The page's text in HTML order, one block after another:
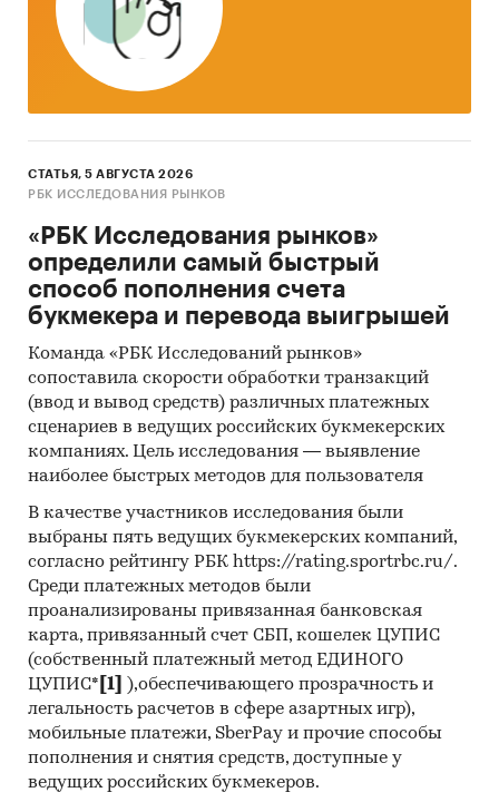
древесины; Фанера, панели деревянные
фанерованные и аналогичные материалы
слоистые из древесины прочие).
c) Объем рынка с выделением основных
типов фанеры(2006 - 1 кв. 2011);
d) Потребление (2006 - 1 кв. 2011);
e) Анализ цен на фанеру (2006 - 1 кв. 2011):
Цены производителей; Потребительские цены;
Цены импорта и экспорта;
2. Прогноз дальнейшего развития ситуации на
рынке на 2011-2014 (по типам фанеры).
3. Характеристика ключевых производителей
a) Рейтинги 20 ключевых игроков по
объемам выпуска фанеры по федеральным
округам (2008-2009);
b) Профили 10 ведущих предприятий, в
которых содержится информация по
основным производственным и финансовым
показателям, включая объемы выпуска
продукции, выручку, себестоимость проданных
товаров и прибыль от продаж.
СТАТЬЯ, 5 АВГУСТА 2026
РБК ИССЛЕДОВАНИЯ РЫНКОВ
«РБК Исследования рынков»
определили самый быстрый
способ пополнения счета
букмекера и перевода выигрышей
Команда «РБК Исследований рынков»
сопоставила скорости обработки транзакций
(ввод и вывод средств) различных платежных
сценариев в ведущих российских букмекерских
компаниях. Цель исследования — выявление
наиболее быстрых методов для пользователя
В качестве участников исследования были
выбраны пять ведущих букмекерских компаний,
согласно рейтингу РБК https://rating.sportrbc.ru/.
Среди платежных методов были
проанализированы привязанная банковская
карта, привязанный счет СБП, кошелек ЦУПИС
(собственный платежный метод ЕДИНОГО
ЦУПИС* [1]
),обеспечивающего прозрачность и
легальность расчетов в сфере азартных игр),
мобильные платежи, SberPay и прочие способы
пополнения и снятия средств, доступные у
ведущих российских букмекеров.